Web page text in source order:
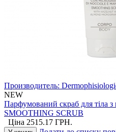
Производитель:
NEW
Парфумований скраб для тіла
SMOOTHING SCRUB
Ціна 2515.17 ГРН.